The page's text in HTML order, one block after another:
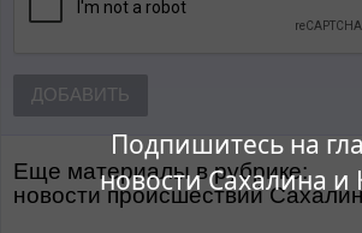
Подпишитесь на
новости Сахалина и
ДОБАВИТЬ
Еще материалы в рубрике:
Новости происшествий